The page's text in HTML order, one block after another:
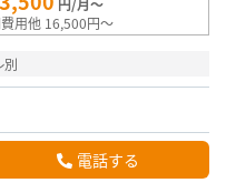
用他 16,500円～
別
電話する